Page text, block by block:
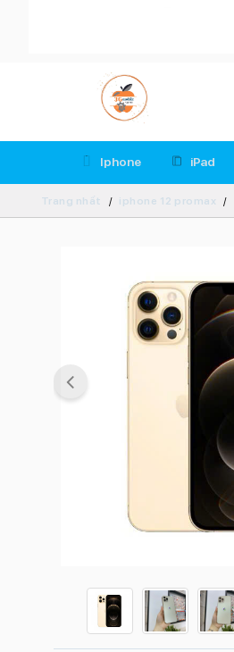
Iphone iPad
Trang nhất iphone 12 promax